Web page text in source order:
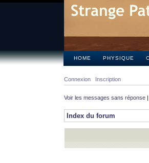
HOME PHYSIQUE
Connexion Inscription
Voir les messages sans réponse |
Index du forum